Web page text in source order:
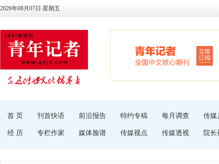
2026年08月07日 星期五
首 页 刊首快语 前沿报告 特约专稿 每月调查 传媒
经 历 专栏作家 媒体脸谱 传媒视点 传媒透视 院长